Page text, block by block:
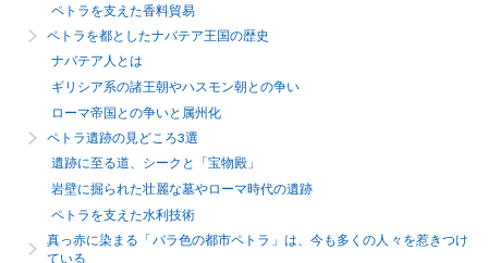
ペトラを支えた香料貿易
ペトラを都としたナバテア王国の歴史
ナバテア人とは
ギリシア系の諸王朝やハスモン朝との争い
ローマ帝国との争いと属州化
ペトラ遺跡の見どころ3選
遺跡に至る道、シークと「宝物殿」
岩壁に掘られた壮麗な墓やローマ時代の遺跡
ペトラを支えた水利技術
真っ赤に染まる「バラ色の都市ペトラ」は、今も多くの人々を惹きつけ
ている